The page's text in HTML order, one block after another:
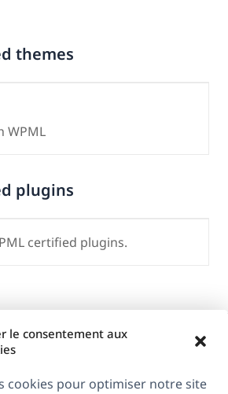
le consentement aux
cookies pour optimiser notre site
themes
WPML
plugins
certified plugins.